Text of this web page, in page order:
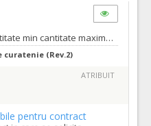
Denumire achizitie Forma cantitate min cantitate maxima sapun spuma buc 9000 18000 prosop maini buc 11340 22680 hartie igienica rola 21168 42336 gel de dus tub 4140 8280 saci albi buc 1500 3000 sapun spuma buc 9000 18000 Cantitatile minime si maxime care ar putea face obiectul unui singur contract subsecvent se regasesc la nivelul caietului de sarcini care face parte integranta din documentatia de atribuire si constituie ansamblul cerintelor pe baza carora se elaboreaza de catre fiecare ofertant propunerea tehnica. Frecventa si valoarea contractelor ce urmeaza sa fie atribuite: Contractele subsecvente vor fi atribuite in functie de necesitatile unitatii si fondurile disponibile. Aproximativ 4 (patru ) contracte pana la finele acordului cadru ( cate doua contracte subsecvente pe 12 luni ).Valoarea estimata in lei fara tva a celui mai mare contract subsecvent pe 6 luni este de: 657.619,26 lei fara tva.
curatenie (Rev.2)
ATRIBUIT
pentru contract